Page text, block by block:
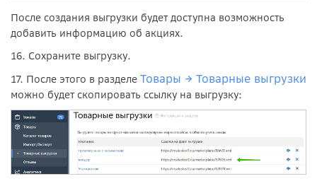
После создания выгрузки будет доступна возможность
добавить информацию об акциях.
16. Сохраните выгрузку.
17. После этого в разделе Товары → Товарные выгрузки
можно будет скопировать ссылку на выгрузку: